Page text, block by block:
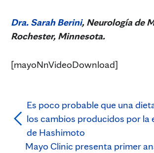
Dra. Sarah Berini, Neurología de
Rochester, Minnesota.
[mayoNnVideoDownload]
Es poco probable que una
los cambios producidos por la
de Hashimoto
Mayo Clinic presenta primer